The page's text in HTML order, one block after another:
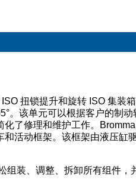
扭锁提升和旋转 ISO 集装
。该单元可以根据客户的制
了修理和维护工作。
活动框架。该框架由液压缸
组装、调整、拆卸所有组件，